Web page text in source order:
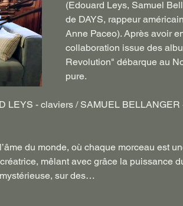
(Edouard Leys, Samuel
de DAYS, rappeur
Anne Paceo). Après avoir
collaboration issue des
Revolution" débarque au
pure.
LEYS - claviers / SAMUEL
du monde, où chaque morceau est
mêlant avec grâce la puissance
sur des…